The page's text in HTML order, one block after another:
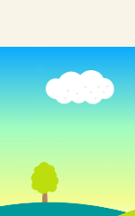
o
o
k